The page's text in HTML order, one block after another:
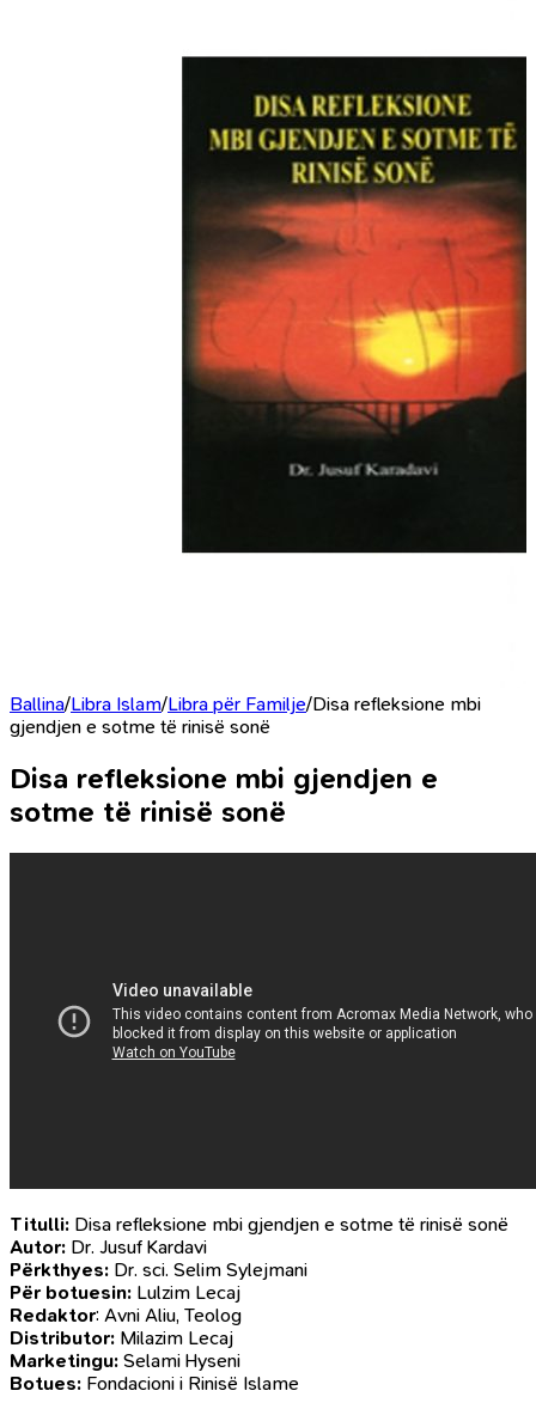
Ballina/Libra Islam/Libra për Familje/Disa refleksione mbi
gjendjen e sotme të rinisë sonë
Disa refleksione mbi gjendjen e
sotme të rinisë sonë
Titulli: Disa refleksione mbi gjendjen e sotme të rinisë sonë
Autor: Dr. Jusuf Kardavi
Përkthyes: Dr. sci. Selim Sylejmani
Për botuesin: Lulzim Lecaj
Redaktor: Avni Aliu, Teolog
Distributor: Milazim Lecaj
Marketingu: Selami Hyseni
Botues: Fondacioni i Rinisë Islame